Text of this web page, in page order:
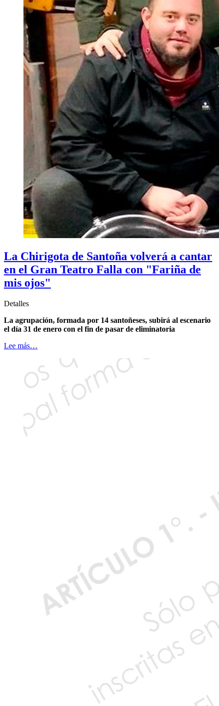
La Chirigota de Santoña volverá a cantar
en el Gran Teatro Falla con "Fariña de
mis ojos"
Detalles
La agrupación, formada por 14 santoñeses, subirá al escenario
el día 31 de enero con el fin de pasar de eliminatoria
Lee más…